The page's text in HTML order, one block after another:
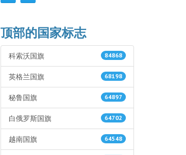
顶部的国家标志
84868
科索沃国旗
68198
英格兰国旗
64897
秘鲁国旗
64702
白俄罗斯国旗
64548
越南国旗